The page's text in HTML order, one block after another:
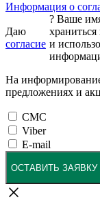
Информация о
Даю
согласие
? Ваше
и
На
предложениях и
СМС
Viber
E-mail
ОСТАВИТЬ ЗАЯВКУ